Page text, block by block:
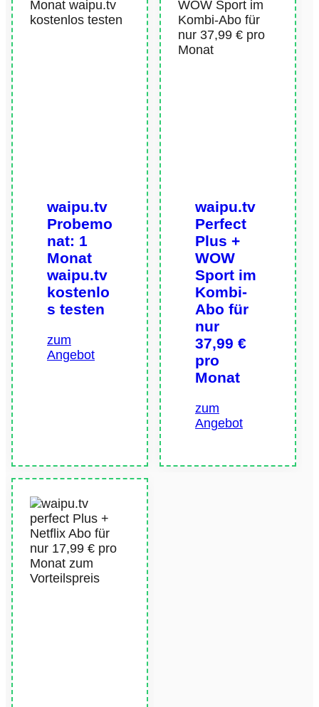
waipu.tv
Probemo
nat: 1
Monat
waipu.tv
kostenlo
s testen
zum
Angebot
waipu.tv
Perfect
Plus +
WOW
Sport im
Kombi-
Abo für
nur
37,99 €
pro
Monat
zum
Angebot